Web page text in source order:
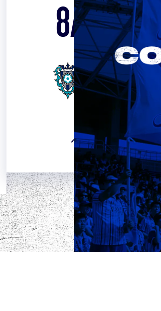
8/15Sat. 19:00
VS
ベスト電器スタジアム